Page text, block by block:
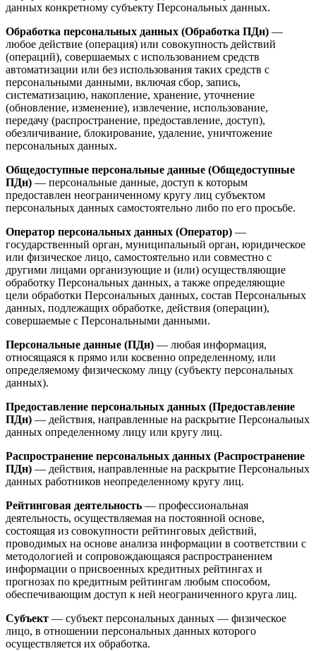
данных конкретному субъекту Персональных данных.
Обработка персональных данных (Обработка ПДн) —
любое действие (операция) или совокупность действий
(операций), совершаемых с использованием средств
автоматизации или без использования таких средств с
персональными данными, включая сбор, запись,
систематизацию, накопление, хранение, уточнение
(обновление, изменение), извлечение, использование,
передачу (распространение, предоставление, доступ),
обезличивание, блокирование, удаление, уничтожение
персональных данных.
Общедоступные персональные данные (Общедоступные
ПДн) — персональные данные, доступ к которым
предоставлен неограниченному кругу лиц субъектом
персональных данных самостоятельно либо по его просьбе.
Оператор персональных данных (Оператор) —
государственный орган, муниципальный орган, юридическое
или физическое лицо, самостоятельно или совместно с
другими лицами организующие и (или) осуществляющие
обработку Персональных данных, а также определяющие
цели обработки Персональных данных, состав Персональных
данных, подлежащих обработке, действия (операции),
совершаемые с Персональными данными.
Персональные данные (ПДн) — любая информация,
относящаяся к прямо или косвенно определенному, или
определяемому физическому лицу (субъекту персональных
данных).
Предоставление персональных данных (Предоставление
ПДн) — действия, направленные на раскрытие Персональных
данных определенному лицу или кругу лиц.
Распространение персональных данных (Распространение
ПДн) — действия, направленные на раскрытие Персональных
данных работников неопределенному кругу лиц.
Рейтинговая деятельность — профессиональная
деятельность, осуществляемая на постоянной основе,
состоящая из совокупности рейтинговых действий,
проводимых на основе анализа информации в соответствии с
методологией и сопровождающаяся распространением
информации о присвоенных кредитных рейтингах и
прогнозах по кредитным рейтингам любым способом,
обеспечивающим доступ к ней неограниченного круга лиц.
Субъект — субъект персональных данных — физическое
лицо, в отношении персональных данных которого
осуществляется их обработка.